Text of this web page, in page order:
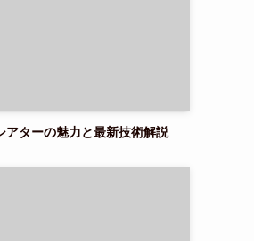
アターの魅力と最新技術解説